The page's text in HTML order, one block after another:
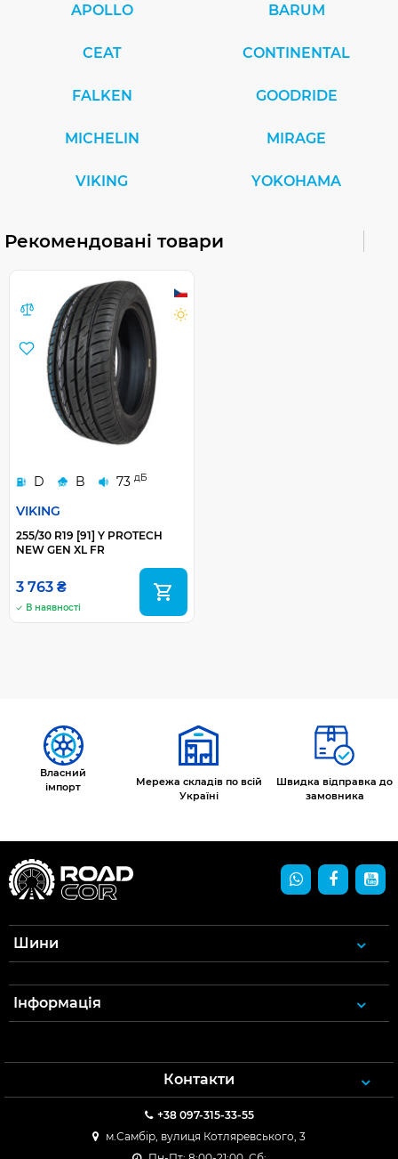
APOLLO BARUM
CEAT CONTINENTAL
FALKEN GOODRIDE
MICHELIN MIRAGE
VIKING YOKOHAMA
Рекомендовані товари
D B 73 дБ
VIKING
255/30 R19 [91] Y PROTECH
NEW GEN XL FR
3 763 ₴
В наявності
Власний
імпорт
Мережа складів по всій
Україні
Швидка відправка до
замовника
Шини
Інформація
Контакти
+38 097-315-33-55
м.Самбір, вулиця Котляревського, 3